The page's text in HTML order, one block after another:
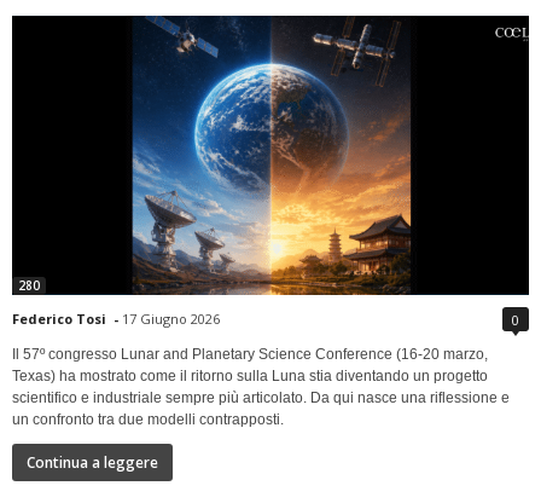
280
Federico Tosi - 17 Giugno 2026 0
Il 57º congresso Lunar and Planetary Science Conference (16-20 marzo,
Texas) ha mostrato come il ritorno sulla Luna stia diventando un progetto
scientifico e industriale sempre più articolato. Da qui nasce una riflessione e
un confronto tra due modelli contrapposti.
Continua a leggere